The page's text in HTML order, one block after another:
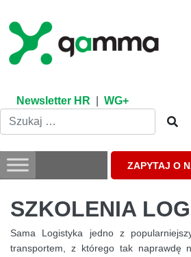
content
Newsletter HR WG+
ZAPYTAJ O
SZKOLENIA
Sama Logistyka jedno z
transportem, z którego tak naprawdę